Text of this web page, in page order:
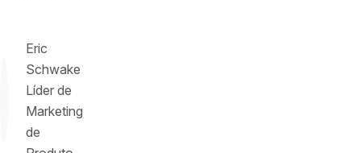
Eric
Schwake
Líder de
Marketing
de